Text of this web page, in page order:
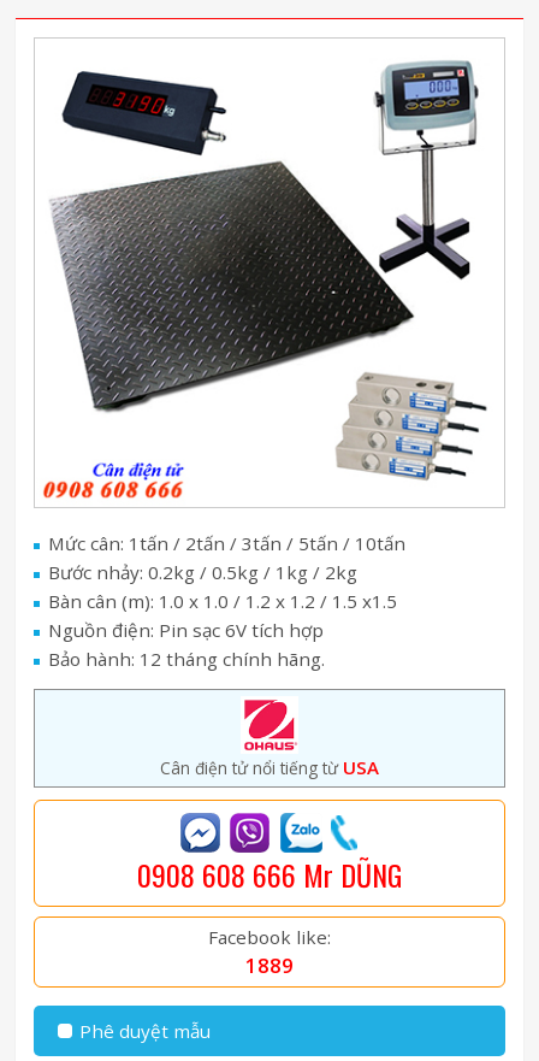
Mức cân: 1tấn / 2tấn / 3tấn / 5tấn / 10tấn
Bước nhảy: 0.2kg / 0.5kg / 1kg / 2kg
Bàn cân (m): 1.0 x 1.0 / 1.2 x 1.2 / 1.5 x1.5
Nguồn điện: Pin sạc 6V tích hợp
Bảo hành: 12 tháng chính hãng.
Cân điện tử nổi tiếng từ USA
0908 608 666 Mr DŨNG
Facebook like:
1889
Phê duyệt mẫu